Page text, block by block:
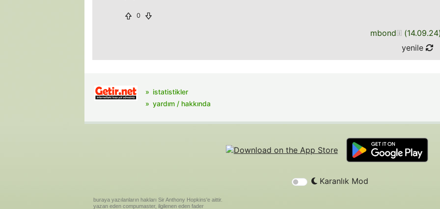
0
mbond (14.09.24
yenile
istatistikler
yardım / hakkında
Karanlık Mod
buraya yazılanların hakları Sir Anthony Hopkins'e aittir.
yazan eden compumaster, ilgilenen eden fader